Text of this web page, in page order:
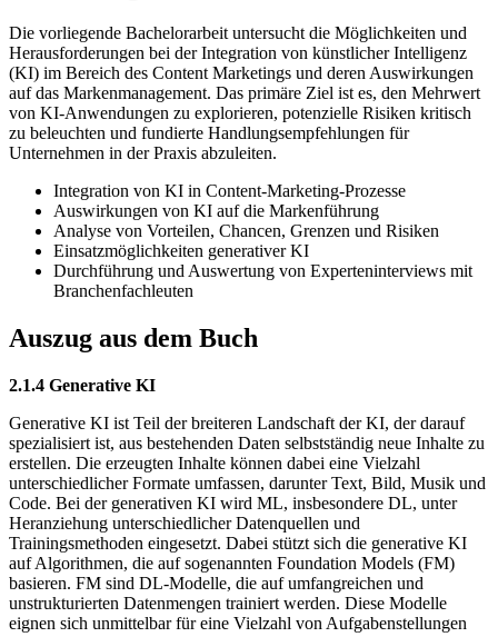
Die vorliegende Bachelorarbeit untersucht die Möglichkeiten und
Herausforderungen bei der Integration von künstlicher Intelligenz
(KI) im Bereich des Content Marketings und deren Auswirkungen
auf das Markenmanagement. Das primäre Ziel ist es, den Mehrwert
von KI-Anwendungen zu explorieren, potenzielle Risiken kritisch
zu beleuchten und fundierte Handlungsempfehlungen für
Unternehmen in der Praxis abzuleiten.
Integration von KI in Content-Marketing-Prozesse
Auswirkungen von KI auf die Markenführung
Analyse von Vorteilen, Chancen, Grenzen und Risiken
Einsatzmöglichkeiten generativer KI
Durchführung und Auswertung von Experteninterviews mit
Branchenfachleuten
Auszug aus dem Buch
2.1.4 Generative KI
Generative KI ist Teil der breiteren Landschaft der KI, der darauf
spezialisiert ist, aus bestehenden Daten selbstständig neue Inhalte zu
erstellen. Die erzeugten Inhalte können dabei eine Vielzahl
unterschiedlicher Formate umfassen, darunter Text, Bild, Musik und
Code. Bei der generativen KI wird ML, insbesondere DL, unter
Heranziehung unterschiedlicher Datenquellen und
Trainingsmethoden eingesetzt. Dabei stützt sich die generative KI
auf Algorithmen, die auf sogenannten Foundation Models (FM)
basieren. FM sind DL-Modelle, die auf umfangreichen und
unstrukturierten Datenmengen trainiert werden. Diese Modelle
eignen sich unmittelbar für eine Vielzahl von Aufgabenstellungen